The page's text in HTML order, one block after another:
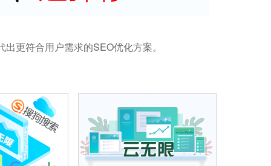
更符合用户需求的SEO优化方案。